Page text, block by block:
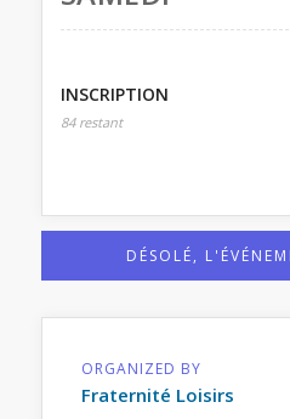
INSCRIPTION
84 restant
DÉSOLÉ,
ORGANIZED BY
Fraternité Loisirs